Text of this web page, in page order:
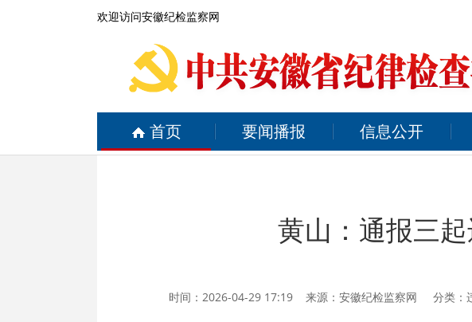
欢迎访问安徽纪检监察网
首页 要闻播报 信息公开
黄山：通报三
时间：2026-04-29 17:19 来源： 安徽纪检监察网 分类：